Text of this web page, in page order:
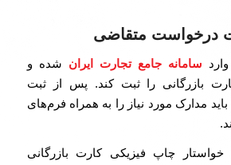
درخواست متقاضی
سامانه جامع تجارت ایران شده و
بازرگانی را ثبت کند. پس از ثبت
مدارک مورد نیاز را به همراه فرم‌های
چاپ فیزیکی کارت بازرگانی